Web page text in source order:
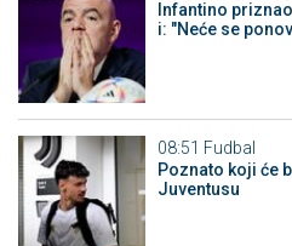
Infantino
i: "Neće se
08:51 Fudbal
Poznato koji će
Juventusu